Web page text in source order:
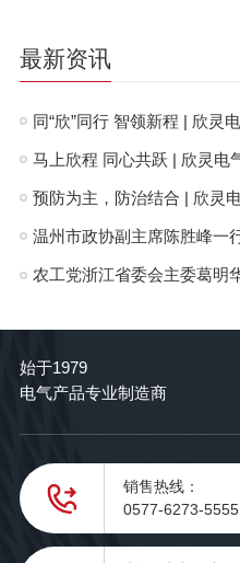
最新资讯
始于1979
电气产品专业制造商
销售热线：
0577-6273-5555